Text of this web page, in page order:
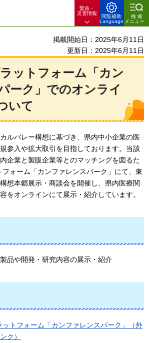
緊急・
災害情報
閲覧補助
Language
検索
メニュー
掲載開始日：2025年6月11日
更新日：2025年6月11日
ットフォーム「カン
ーク」でのオンライ
いて
ルバレー構想に基づき、県内中小企業の医
参入や拡大取引を目指しております。当該
企業と製販企業等とのマッチングを図るた
ォーム「カンファレンスパーク」にて、東
想本郷展示・商談会を開催し、県内医療関
をオンラインにて展示・紹介しています。
品や開発・研究内容の展示・紹介
ットフォーム「カンファレンスパーク」（外
ク）